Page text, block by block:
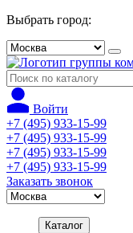
Выбрать город:
Войти
+7 (495) 933-15-99
+7 (495) 933-15-99
+7 (495) 933-15-99
+7 (495) 933-15-99
Заказать звонок
Каталог